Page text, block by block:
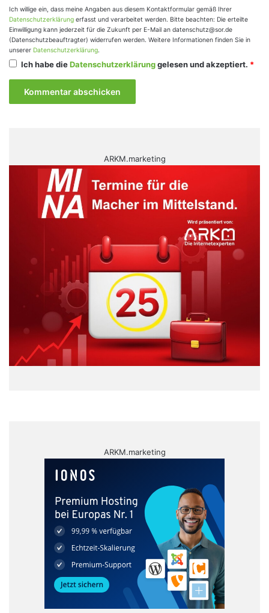
Ich willige ein, dass meine Angaben aus diesem Kontaktformular gemäß Ihrer
Datenschutzerklärung erfasst und verarbeitet werden. Bitte beachten: Die erteilte
Einwilligung kann jederzeit für die Zukunft per E-Mail an datenschutz@sor.de
(Datenschutzbeauftragter) widerrufen werden. Weitere Informationen finden Sie in
unserer Datenschutzerklärung.
Ich habe dieDatenschutzerklärunggelesen und akzeptiert. *
ARKM.marketing
ARKM.marketing